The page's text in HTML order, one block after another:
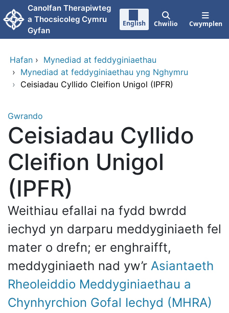
Neidio i'r prif gynnwy
Canolfan Therapiwteg
a Thocsicoleg Cymru
Gyfan
English Chwilio Cwymplen
Hafan › Mynediad at feddyginiaethau
› Mynediad at feddyginiaethau yng Nghymru
› Ceisiadau Cyllido Cleifion Unigol (IPFR)
Gwrando
Ceisiadau Cyllido
Cleifion Unigol
(IPFR)
Weithiau efallai na fydd bwrdd
iechyd yn darparu meddyginiaeth fel
mater o drefn; er enghraifft,
meddyginiaeth nad yw’r Asiantaeth
Rheoleiddio Meddyginiaethau a
Chynhyrchion Gofal Iechyd (MHRA)